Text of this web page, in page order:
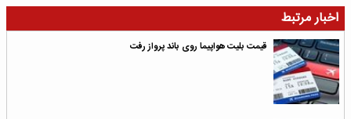
اخبار مرتبط
قیمت بلیت هواپیما روی باند پرواز رفت